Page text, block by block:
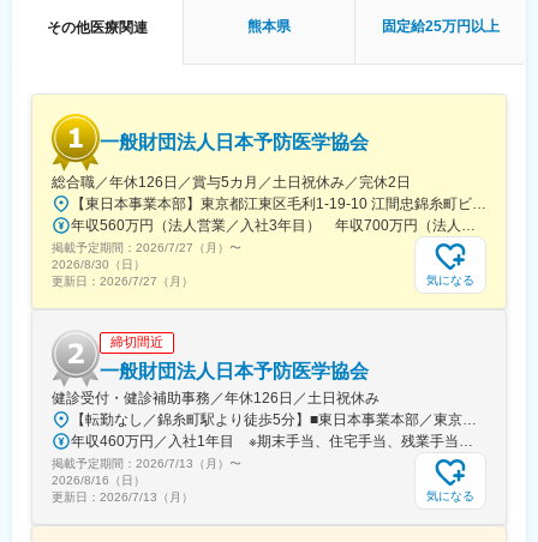
■働き方：
◎お昼休みの時間帯も自由なので、例えばお子様がおられる方の
場合、お子様の通院やご都合に合わせて業務時間を調整できま
す。
（自分の業務が終わるよう業務管理を行う必要はありますが、裁
量の大きい働き方ができます）
※現在、関東関西のほか、九州、中部、東北、海外在住の方もいま
す。
・会議や打ち合わせで必要な時は大阪・東京等へ出張（宿泊も伴
います）が発生します。
※国内出張の頻度は1~3回/年です。（海外出張の可能性も一部ござ
います）
■ワークライフバランス：
同社は、個人が最大限に能力を発揮できるよう働きやすい環境作
りに注力しております。男女問わず在宅勤務が可能です。また、
女性社員も多く、産休・育休取得実績も豊富で9割以上の復職率を
誇っており、長期就業が可能な環境・福利厚生が整っています。
変更の範囲：会社の定める業務
その他医療関連 熊本県 固定給25万円以上
一般財団法人日本予防医学協会
総合職／年休126日／賞与5カ月／土日祝休み／完休2日
【東日本事業本部】東京都江東区毛利1-19-10 江間忠錦糸町ビル※訪問先からの直行直帰が可能です！＜アクセス＞・JR総武線（快速・各駅停車）／東京メトロ半蔵門線 錦糸町駅より徒歩5分・東京メトロ半蔵門線／都営新宿線 住吉駅より徒歩5分※受動喫煙対策:屋内全面禁煙
年収560万円（法人営業／入社3年目） 年収700万円（法人営業・チームリーダー／入社5年目）
掲載予定期間： 2026/7/27（月） 〜
2026/8/30（日）
更新日： 2026/7/27（月） 気になる
締切間近
一般財団法人日本予防医学協会
健診受付・健診補助事務／年休126日／土日祝休み
【転勤なし／錦糸町駅より徒歩5分】■東日本事業本部／東京都江東区毛利1-19-10 江間忠錦糸町ビル＜アクセス＞JR総武線（快速）、総武線（各駅停車）「錦糸町駅」南口より徒歩5分東京メトロ半蔵門線「錦糸町駅」B1出口より徒歩5分東京メトロ半蔵門線／都営新宿線「住吉駅」B2出口より徒歩5分※受動喫煙対策あり（オフィス内禁煙）
年収460万円／入社1年目 ※期末手当、住宅手当、残業手当（月10時間分）含む
掲載予定期間： 2026/7/13（月） 〜
2026/8/16（日）
更新日： 2026/7/13（月） 気になる